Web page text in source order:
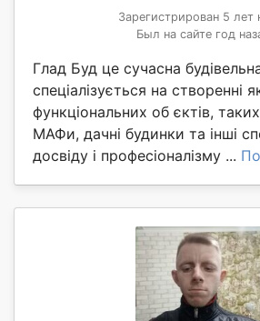
Зарегистрирован 5 лет
Был на сайте год
Глад Буд це сучасна
спеціалізується на створенні
функціональних об єктів,
МАФи, дачні будинки та інші
досвіду і професіоналізму ...